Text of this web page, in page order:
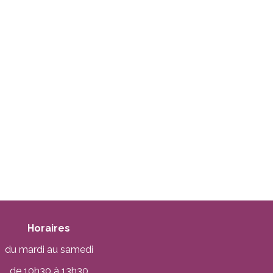
Horaires
du mardi au samedi